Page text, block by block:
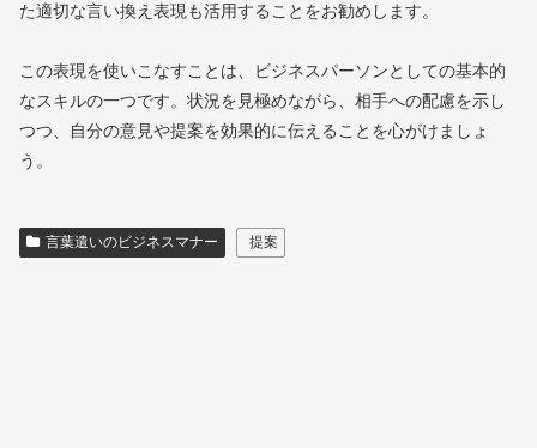
た適切な言い換え表現も活用することをお勧めします。
この表現を使いこなすことは、ビジネスパーソンとしての基本的
なスキルの一つです。状況を見極めながら、相手への配慮を示し
つつ、自分の意見や提案を効果的に伝えることを心がけましょ
う。
言葉遣いのビジネスマナー 提案